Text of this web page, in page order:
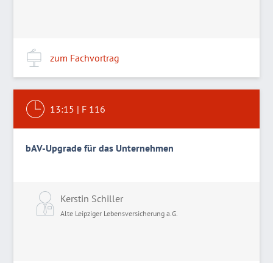
zum Fachvortrag
13:15 | F 116
bAV-Upgrade für das Unternehmen
Kerstin Schiller
Alte Leipziger Lebensversicherung a.G.